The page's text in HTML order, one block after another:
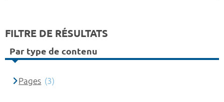
FILTRE DE RÉSULTATS
Par type de contenu
Pages (3)